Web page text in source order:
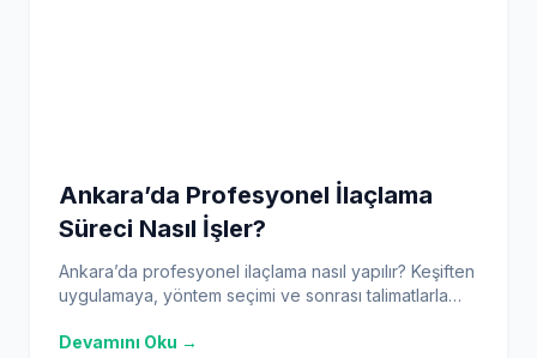
Ankara’da Profesyonel İlaçlama
Süreci Nasıl İşler?
Ankara’da profesyonel ilaçlama nasıl yapılır? Keşiften
uygulamaya, yöntem seçimi ve sonrası talimatlarla
Devamını Oku →